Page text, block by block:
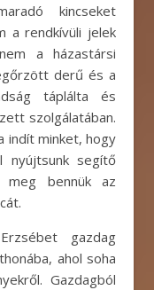
kincseket
a rendkívüli jelek
a házastársi
derű és a
táplálta és
szolgálatában.
indít minket, hogy
nyújtsunk segítő
meg bennük az
gazdag
ahol soha
Gazdagból